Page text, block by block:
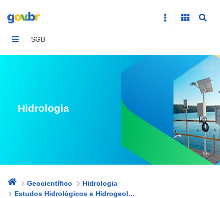
SGB
Hidrologia
Geocientífico
Hidrologia
Estudos Hidrológicos e Hidrogeológicos